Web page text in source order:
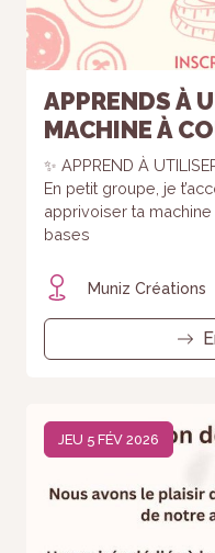
APPRENDS À
MACHINE À
✨ APPREND À
En petit groupe, je
apprivoiser ta
bases
Muniz Créations
JEU 5 FÉV 2026